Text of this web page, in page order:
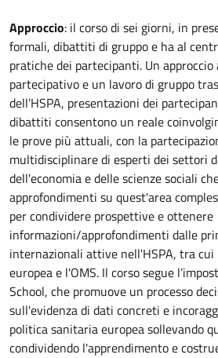
Approccio: il corso di sei giorni, in
formali, dibattiti di gruppo e ha al
pratiche dei partecipanti. Un
partecipativo e un lavoro di gruppo
dell’HSPA, presentazioni dei
dibattiti consentono un reale
le prove più attuali, con la
multidisciplinare di esperti dei settori
dell'economia e delle scienze sociali
approfondimenti su quest'area
per condividere prospettive e ottenere
informazioni/approfondimenti dalle
internazionali attive nell'HSPA, tra cui
europea e l'OMS. Il corso segue
School, che promuove un processo
sull'evidenza di dati concreti e
politica sanitaria europea sollevando
condividendo l'apprendimento e